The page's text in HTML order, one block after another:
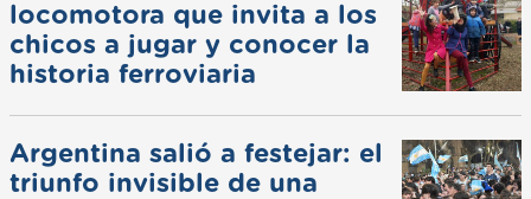
locomotora que invita a los
chicos a jugar y conocer la
historia ferroviaria
Argentina salió a festejar: el
triunfo invisible de una